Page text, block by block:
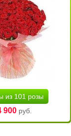
из 101 розы
900руб.